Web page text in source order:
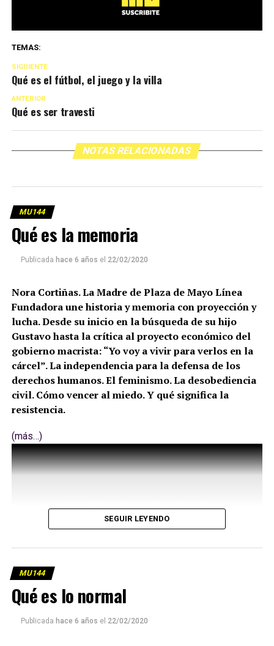
TEMAS:
SIGUIENTE
Qué es el fútbol, el juego y la villa
ANTERIOR
Qué es ser travesti
NOTAS RELACIONADAS
MU144
Qué es la memoria
Publicada hace 6 años el 22/02/2020
Nora Cortiñas. La Madre de Plaza de Mayo Línea
Fundadora une historia y memoria con proyección y
lucha. Desde su inicio en la búsqueda de su hijo
Gustavo hasta la crítica al proyecto económico del
gobierno macrista: “Yo voy a vivir para verlos en la
cárcel”. La independencia para la defensa de los
derechos humanos. El feminismo. La desobediencia
civil. Cómo vencer al miedo. Y qué significa la
resistencia.
(más…)
SEGUIR LEYENDO
MU144
Qué es lo normal
Publicada hace 6 años el 22/02/2020